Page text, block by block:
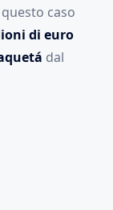
caso
di euro
dal